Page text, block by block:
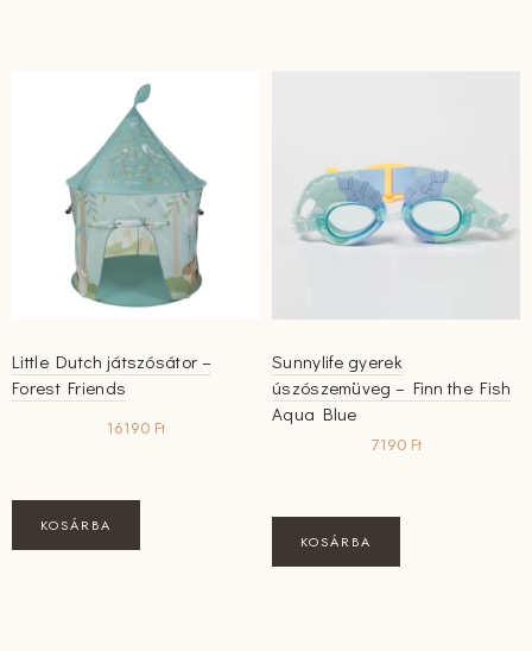
Little Dutch játszósátor –
Forest Friends
16190 Ft
KOSÁRBA
Sunnylife gyerek
úszószemüveg – Finn the Fish
Aqua Blue
7190 Ft
KOSÁRBA